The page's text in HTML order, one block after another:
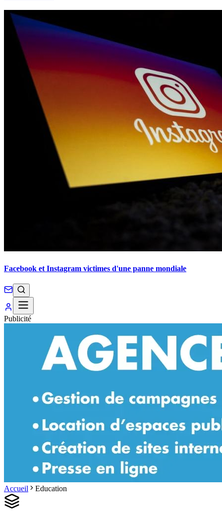
Facebook et Instagram victimes d'une panne mondiale
Publicité
Accueil Education